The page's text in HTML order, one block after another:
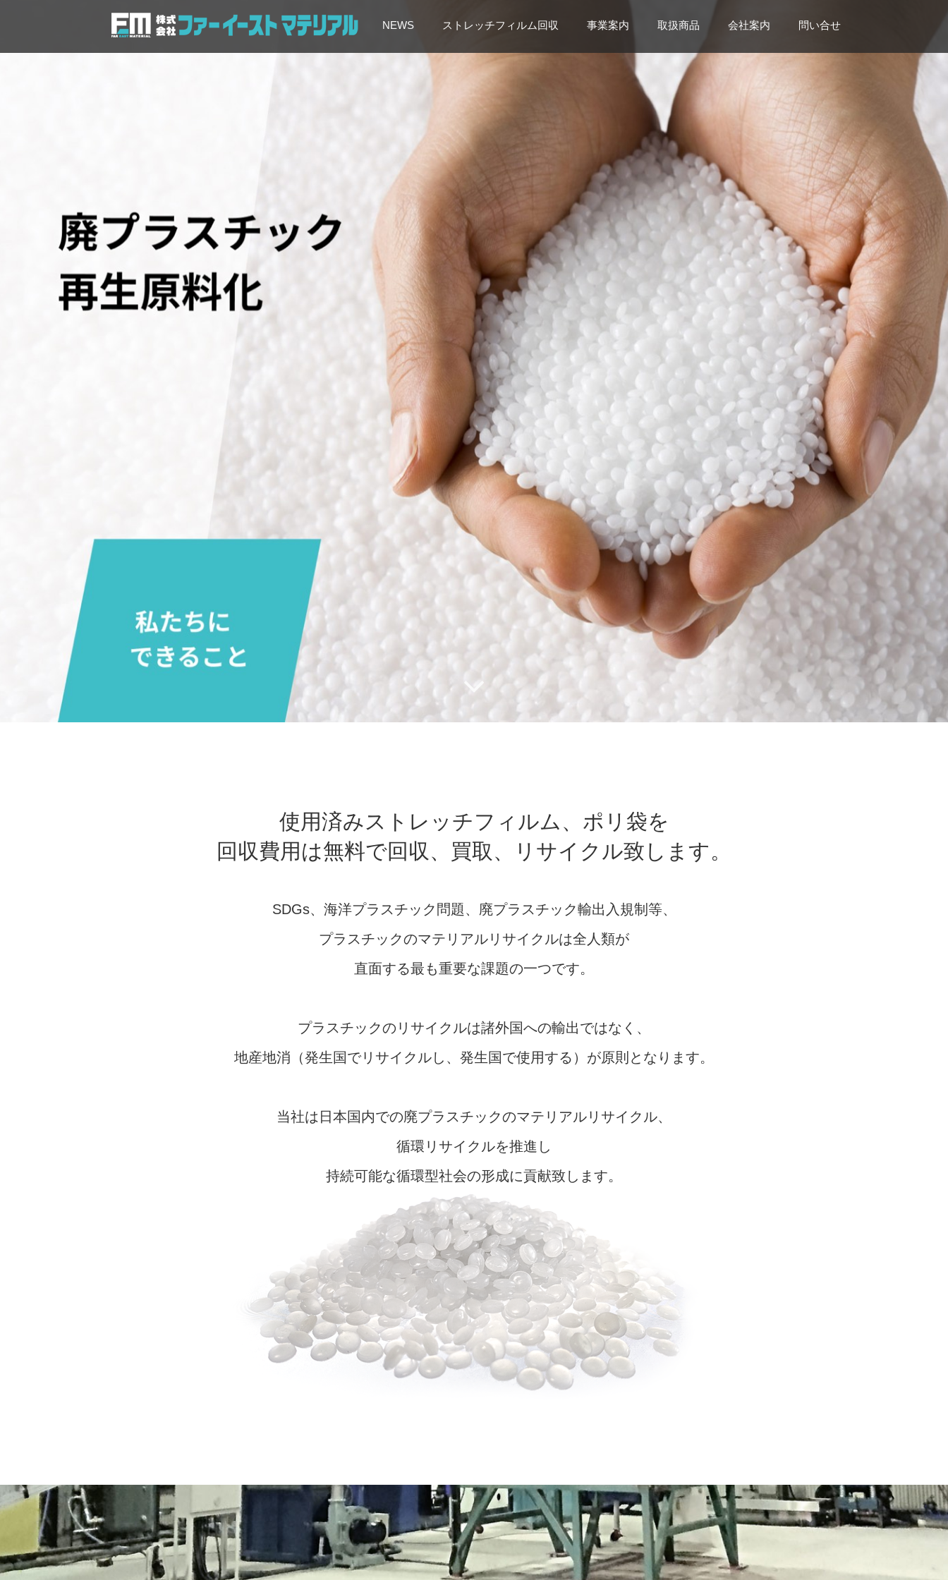
NEWS ストレッチフィルム回収 事業案内 取扱商品 会社案内 問い合せ
使用済みストレッチフィルム、ポリ袋を
回収費用は無料で回収、買取、リサイクル致します。
SDGs、海洋プラスチック問題、廃プラスチック輸出入規制等、
プラスチックのマテリアルリサイクルは全人類が
直面する最も重要な課題の一つです。
プラスチックのリサイクルは諸外国への輸出ではなく、
地産地消（発生国でリサイクルし、発生国で使用する）が原則となります。
当社は日本国内での廃プラスチックのマテリアルリサイクル、
循環リサイクルを推進し
持続可能な循環型社会の形成に貢献致します。